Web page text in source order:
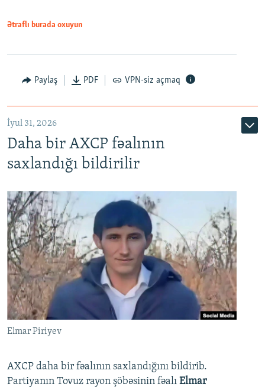
Ətraflı burada oxuyun
Paylaş PDF VPN-siz açmaq
İyul 31, 2026
Daha bir AXCP fəalının
saxlandığı bildirilir
Elmar Piriyev
AXCP daha bir fəalının saxlandığını bildirib.
Partiyanın Tovuz rayon şöbəsinin fəalı Elmar